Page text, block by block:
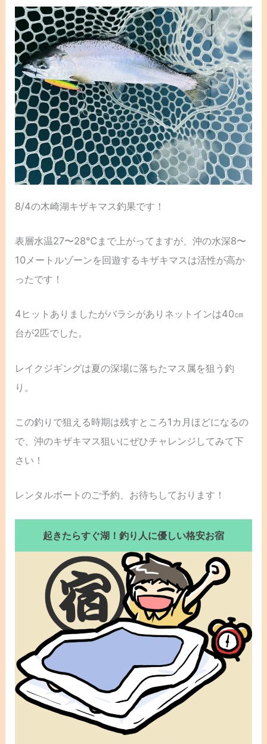
8/4の木崎湖キザキマス釣果です！
表層水温27〜28℃まで上がってますが、沖の水深8〜
10メートルゾーンを回遊するキザキマスは活性が高か
ったです！
4ヒットありましたがバラシがありネットインは40㎝
台が2匹でした。
レイクジギングは夏の深場に落ちたマス属を狙う釣
り。
この釣りで狙える時期は残すところ1カ月ほどになるの
で、沖のキザキマス狙いにぜひチャレンジしてみて下
さい！
レンタルボートのご予約、お待ちしております！
起きたらすぐ湖！釣り人に優しい格安お宿